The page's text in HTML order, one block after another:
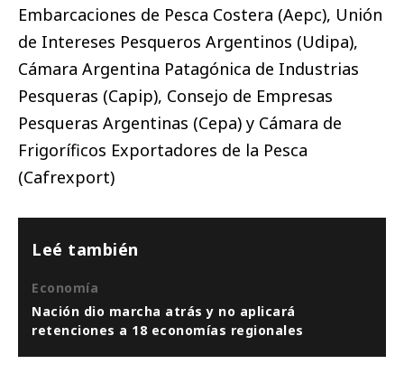
Embarcaciones de Pesca Costera (Aepc), Unión
de Intereses Pesqueros Argentinos (Udipa),
Cámara Argentina Patagónica de Industrias
Pesqueras (Capip), Consejo de Empresas
Pesqueras Argentinas (Cepa) y Cámara de
Frigoríficos Exportadores de la Pesca
(Cafrexport)
Leé también
Economía
Nación dio marcha atrás y no aplicará
retenciones a 18 economías regionales